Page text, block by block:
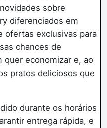
sobre
diferenciados em
ofertas exclusivas para
chances de
quer economizar e, ao
pratos deliciosos que
durante os horários
entrega rápida, e